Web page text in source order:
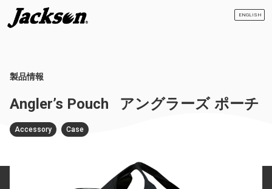
ENGLISH
製品情報
Angler’s Pouch アングラーズ ポーチ
Accessory Case